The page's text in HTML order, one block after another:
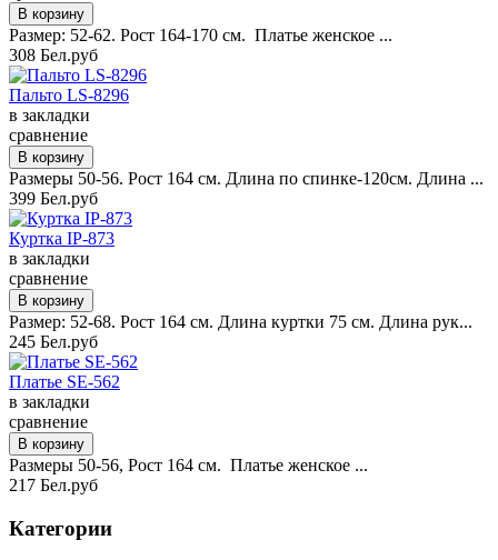
Размер: 52-62. Рост 164-170 см. Платье женское ...
308 Бел.руб
Пальто LS-8296
в закладки
сравнение
Размеры 50-56. Рост 164 см. Длина по спинке-120см. Длина ...
399 Бел.руб
Куртка IP-873
в закладки
сравнение
Размер: 52-68. Рост 164 см. Длина куртки 75 см. Длина рук...
245 Бел.руб
Платье SE-562
в закладки
сравнение
Размеры 50-56, Рост 164 см. Платье женское ...
217 Бел.руб
Категории